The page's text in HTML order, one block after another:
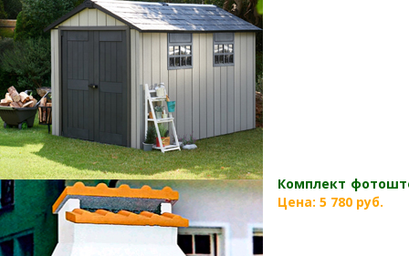
Комплект
Цена: 5 780 руб.